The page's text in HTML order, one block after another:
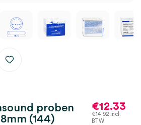
proben
(144)
€12.33
€14.92incl.
BTW